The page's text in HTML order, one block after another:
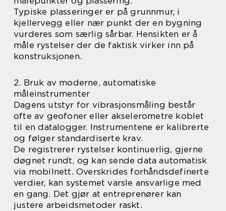
Typiske plasseringer er på grunnmur, i
kjellervegg eller nær punkt der en bygning
vurderes som særlig sårbar. Hensikten er å
måle rystelser der de faktisk virker inn på
konstruksjonen.
2. Bruk av moderne, automatiske
måleinstrumenter
Dagens utstyr for vibrasjonsmåling består
ofte av geofoner eller akselerometre koblet
til en datalogger. Instrumentene er kalibrerte
og følger standardiserte krav.
De registrerer rystelser kontinuerlig, gjerne
døgnet rundt, og kan sende data automatisk
via mobilnett. Overskrides forhåndsdefinerte
verdier, kan systemet varsle ansvarlige med
en gang. Det gjør at entreprenører kan
justere arbeidsmetoder raskt.